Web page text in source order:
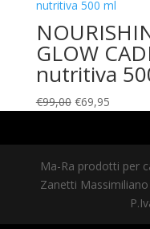
€35,80.€25,95.
GLOW
nutritiva
€99,00 Il
€99,00.
€69,95Il
€69,95.
Ma-Ra prodotti per
Zanetti